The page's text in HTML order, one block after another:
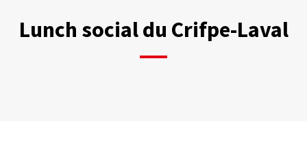
Lunch social du Crifpe-Laval